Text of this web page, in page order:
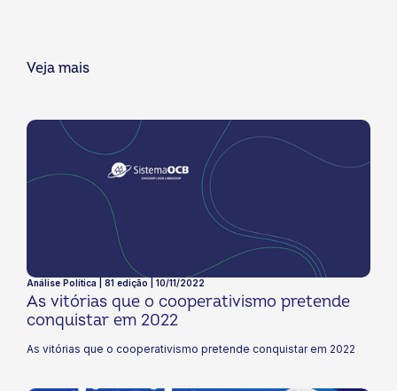
Veja mais
Análise Política | 81 edição | 10/11/2022
As vitórias que o cooperativismo pretende
conquistar em 2022
As vitórias que o cooperativismo pretende conquistar em 2022